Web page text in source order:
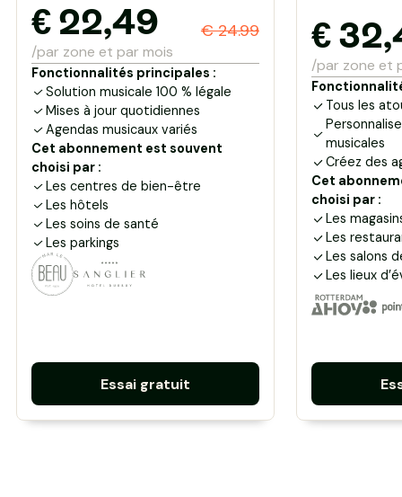
€22,49 € 24.99
/par zone et par mois
Fonctionnalités principales :
Solution musicale 100 % légale
Mises à jour quotidiennes
Agendas musicaux variés
Cet abonnement est souvent
choisi par :
Les centres de bien-être
Les hôtels
Les soins de santé
Les parkings
Essai gratuit
€
/par zone et
Tous les
musicales
Créez des
Cet
choisi par :
Les
Les
Les salons
Les lieux